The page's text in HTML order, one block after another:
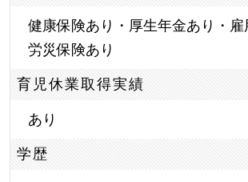
健康保険あり・厚生年金あり・雇
労災保険あり
育児休業取得実績
あり
学歴